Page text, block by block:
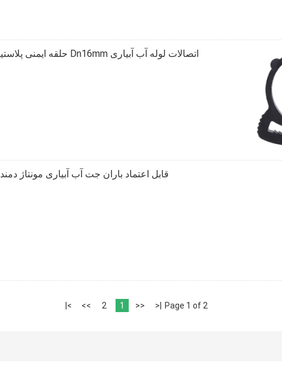
اتصالات لوله آب آبیاری Dn16mm حلقه ایمنی پلاستیکی مواد تثبیت کننده UV
قابل اعتماد باران جت آب آبیاری مونتاژ
Page 1 of 2
|<
<<
1
2
>>
>|